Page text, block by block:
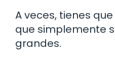
A veces, tienes
que simplemente
grandes.